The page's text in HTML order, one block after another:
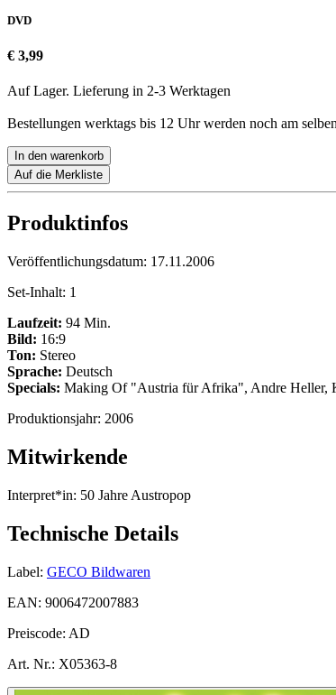
DVD
€ 3,99
Auf Lager. Lieferung in 2-3 Werktagen
Bestellungen werktags bis 12 Uhr werden noch am
In den warenkorb
Auf die Merkliste
Produktinfos
Veröffentlichungsdatum: 17.11.2006
Set-Inhalt: 1
Laufzeit: 94 Min.
Bild: 16:9
Ton: Stereo
Sprache: Deutsch
Specials: Making Of "Austria für Afrika", Andre Heller,
Produktionsjahr: 2006
Mitwirkende
Interpret*in: 50 Jahre Austropop
Technische Details
Label: GECO Bildwaren
EAN: 9006472007883
Preiscode: AD
Art. Nr.: X05363-8